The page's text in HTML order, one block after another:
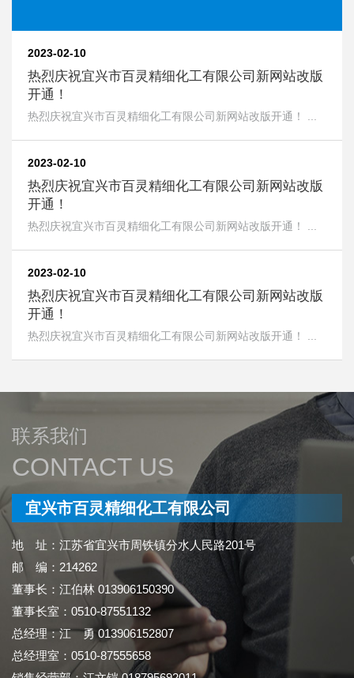
2023-02-10
热烈庆祝宜兴市百灵精细化工有限公司新网站改版
开通！
热烈庆祝宜兴市百灵精细化工有限公司新网站改版开通！ ...
2023-02-10
热烈庆祝宜兴市百灵精细化工有限公司新网站改版
开通！
热烈庆祝宜兴市百灵精细化工有限公司新网站改版开通！ ...
2023-02-10
热烈庆祝宜兴市百灵精细化工有限公司新网站改版
开通！
热烈庆祝宜兴市百灵精细化工有限公司新网站改版开通！ ...
联系我们
CONTACT US
宜兴市百灵精细化工有限公司
地 址：江苏省宜兴市周铁镇分水人民路201号
邮 编：214262
董事长：江伯林 013906150390
董事长室：0510-87551132
总经理：江 勇 013906152807
总经理室：0510-87555658